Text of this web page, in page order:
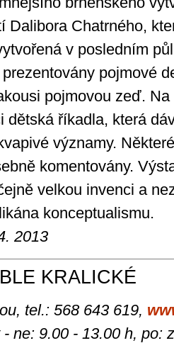
Dalibora Chatrného,
v posledním
pojmové
pojmovou zeď.
dětská říkadla, která
významy.
komentovány.
velkou invenci a
konceptualismu.
2013
KRALICKÉ
tel.: 568 643 619,
ne: 9.00 - 13.00 h, po: